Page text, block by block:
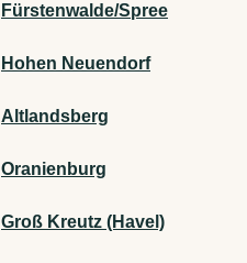
Fürstenwalde/Spree
Hohen Neuendorf
Altlandsberg
Oranienburg
Groß Kreutz (Havel)